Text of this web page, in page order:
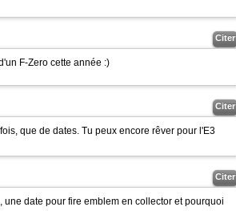
Citer
F-Zero cette année :)
Citer
que de dates. Tu peux encore rêver pour l'E3
Citer
date pour fire emblem en collector et pourquoi